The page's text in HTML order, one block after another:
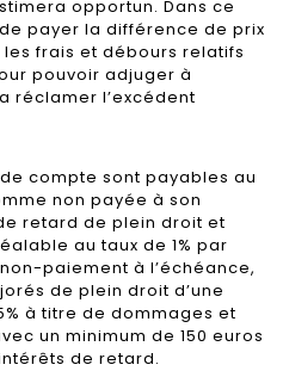
opportun. Dans ce
payer la différence de prix
frais et débours relatifs
pouvoir adjuger à
réclamer l’excédent
compte sont payables au
non payée à son
retard de plein droit et
au taux de 1% par
paiement à l’échéance,
de plein droit d’une
à titre de dommages et
un minimum de 150 euros
de retard.